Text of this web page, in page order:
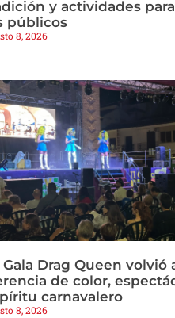
y actividades
públicos
8, 2026
Gala Drag Queen volvió
de color,
carnavalero
8, 2026